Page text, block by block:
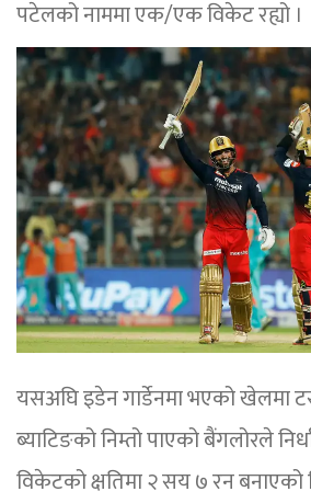
पटेलको नाममा एक/एक विकेट रह्यो ।
यसअघि इडेन गार्डेनमा भएको खेलमा
ब्याटिङको निम्तो पाएको बैंगलोरले
विकेटको क्षतिमा २ सय ७ रन बनाएको